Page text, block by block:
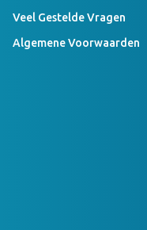
Veel Gestelde Vragen
Algemene Voorwaarden